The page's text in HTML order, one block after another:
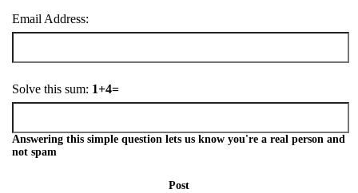
Email Address:
Solve this sum: 1+4=
Answering this simple question lets us know you're a real person and
not spam
Post